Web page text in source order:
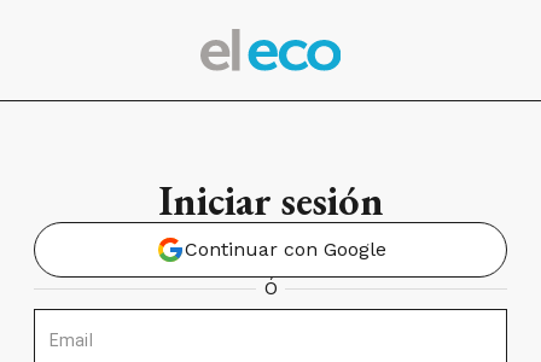
Iniciar sesión
Continuar con Google
Ó
Email